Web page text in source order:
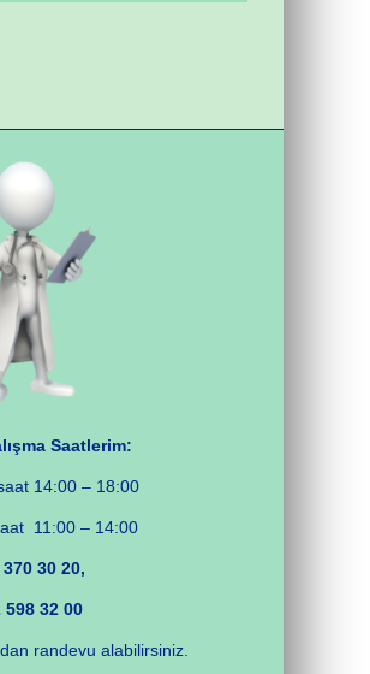
Saatlerim:
14:00 – 18:00
11:00 – 14:00
30 20,
598 32 00
randevu alabilirsiniz.